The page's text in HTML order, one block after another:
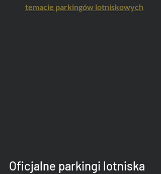
temacie parkingów lotniskowych
Oficjalne parkingi lotniska